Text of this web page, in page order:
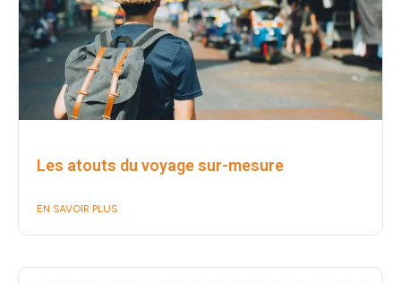
Les atouts du voyage sur-mesure
EN SAVOIR PLUS